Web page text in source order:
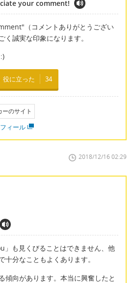
your comment!
（コメントありがとうござい
く誠実な印象になります。
役に立った 34
ーのサイト
ィール
2018/12/16 02:29
」も見くびることはできません、他
十分なこともよくあります。
傾向があります。本当に興奮したと